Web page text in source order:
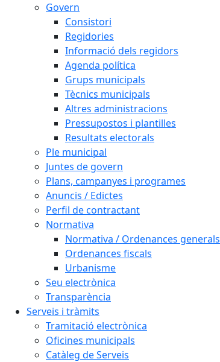
Govern
Consistori
Regidories
Informació dels regidors
Agenda política
Grups municipals
Tècnics municipals
Altres administracions
Pressupostos i plantilles
Resultats electorals
Ple municipal
Juntes de govern
Plans, campanyes i programes
Anuncis / Edictes
Perfil de contractant
Normativa
Normativa / Ordenances generals
Ordenances fiscals
Urbanisme
Seu electrònica
Transparència
Serveis i tràmits
Tramitació electrònica
Oficines municipals
Catàleg de Serveis